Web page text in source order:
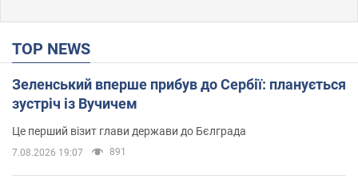
TOP NEWS
Зеленський вперше прибув до Сербії: планується
зустріч із Вучичем
Це перший візит глави держави до Бєлграда
7.08.2026 19:07 891